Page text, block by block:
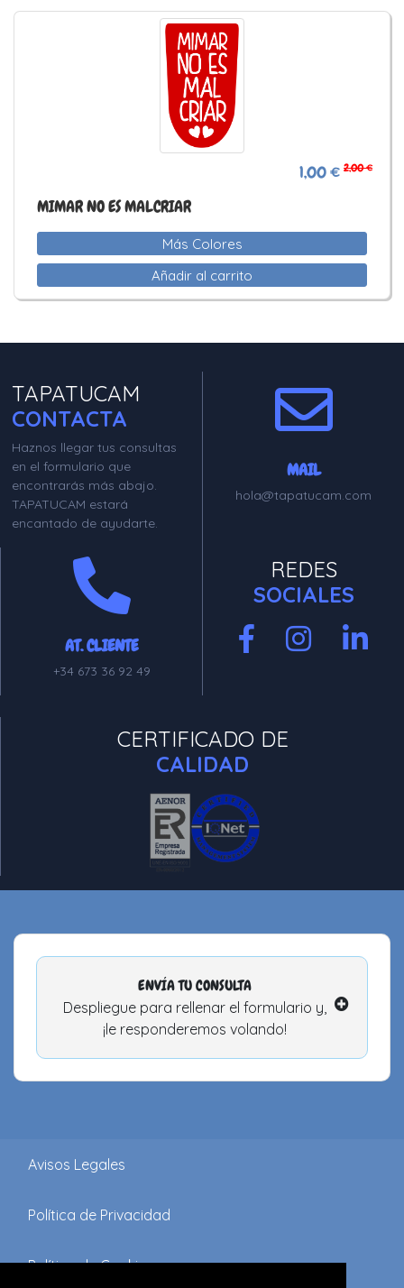
1,00 € 2,00 €
MIMAR NO ES MALCRIAR
Más Colores
Añadir al carrito
TAPATUCAM
CONTACTA
Haznos llegar tus consultas
en el formulario que
encontrarás más abajo.
TAPATUCAM estará
encantado de ayudarte.
MAIL
hola@tapatucam.com
AT. CLIENTE
+34 673 36 92 49
REDES
SOCIALES
CERTIFICADO DE
CALIDAD
ENVÍA TU CONSULTA
Despliegue para rellenar el formulario y,
¡le responderemos volando!
Avisos Legales
Política de Privacidad
Política de Cookies